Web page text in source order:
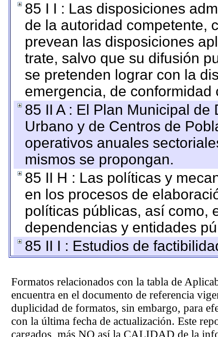
85 I I : Las disposiciones
de la autoridad competente,
prevean las disposiciones
trate, salvo que su difusión
se pretenden lograr con la
emergencia, de
85 II A : El Plan Municipal
Urbano y de Centros de
operativos anuales
mismos se propongan.
85 II H : Las políticas y
en los procesos de
políticas públicas, así como,
dependencias y entidades
85 II I : Estudios de
Formatos relacionados con la tabla de
encuentra en el documento de referencia
duplicidad de formatos, sin embargo, para
con la última fecha de actualización. Este
cargados, más NO así la CALIDAD de la